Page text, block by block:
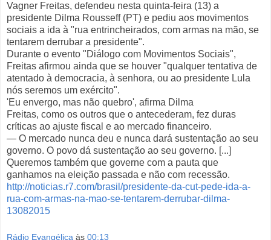
Vagner Freitas, defendeu nesta quinta-feira (13) a
presidente Dilma Rousseff (PT) e pediu aos movimentos
sociais a ida à "rua entrincheirados, com armas na mão, se
tentarem derrubar a presidente".
Durante o evento "Diálogo com Movimentos Sociais",
Freitas afirmou ainda que se houver "qualquer tentativa de
atentado à democracia, à senhora, ou ao presidente Lula
nós seremos um exército".
'Eu envergo, mas não quebro', afirma Dilma
Freitas, como os outros que o antecederam, fez duras
críticas ao ajuste fiscal e ao mercado financeiro.
— O mercado nunca deu e nunca dará sustentação ao seu
governo. O povo dá sustentação ao seu governo. [...]
Queremos também que governe com a pauta que
ganhamos na eleição passada e não com recessão.
http://noticias.r7.com/brasil/presidente-da-cut-pede-ida-a-
rua-com-armas-na-mao-se-tentarem-derrubar-dilma-
13082015
Rádio Evangélica às 00:13